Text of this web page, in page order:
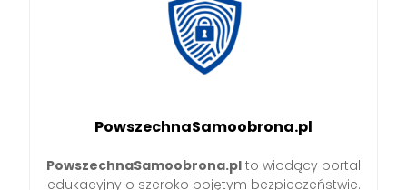
PowszechnaSamoobrona.pl
PowszechnaSamoobrona.pl to wiodący portal
edukacyjny o szeroko pojętym bezpieczeństwie.